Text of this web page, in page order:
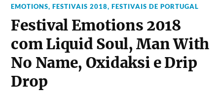
EMOTIONS,FESTIVAIS 2018,FESTIVAIS DE PORTUGAL
Festival Emotions 2018
com Liquid Soul, Man With
No Name, Oxidaksi e Drip
Drop